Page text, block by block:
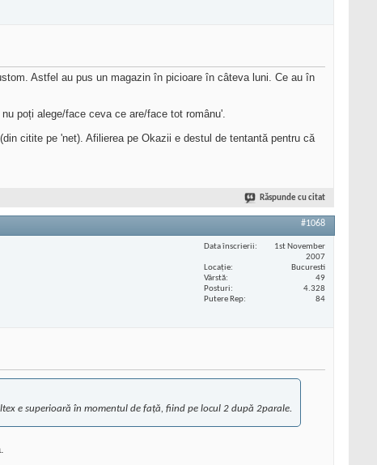
Astfel au pus un magazin în picioare în câteva luni. Ce au în
poți alege/face ceva ce are/face tot românu'.
citite pe 'net). Afilierea pe Okazii e destul de tentantă pentru că
Răspunde cu citat
#1068
Data înscrierii
1st November
2007
Locaţie
Bucuresti
Vârstă
49
Posturi
4.328
Putere Rep
84
e superioară în momentul de față, fiind pe locul 2 după 2parale.